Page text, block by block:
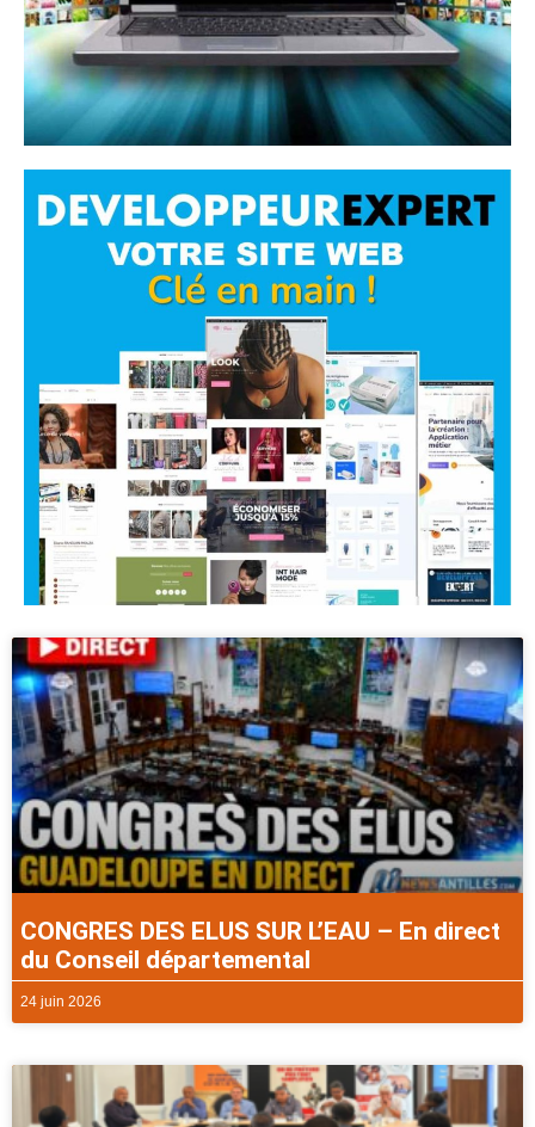
CONGRES DES ELUS SUR L’EAU – En direct
du Conseil départemental
24 juin 2026